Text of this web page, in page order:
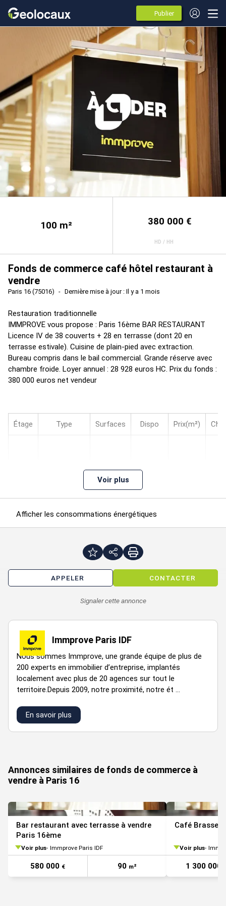
Publier
des
annonces
100 m² 380 000 €
HD / HH
Fonds de commerce café hôtel restaurant à
vendre
Paris 16 (75016) Dernière mise à jour : Il y a 1 mois
Restauration traditionnelle
IMMPROVE vous propose : Paris 16ème BAR RESTAURANT
Licence IV de 38 couverts + 28 en terrasse (dont 20 en
terrasse estivale). Cuisine de plain-pied avec extraction.
Bureau compris dans le bail commercial. Grande réserve avec
chambre froide. Loyer annuel : 28 928 euros HC. Prix du fonds :
380 000 euros net vendeur
Étage Type Surfaces Dispo Prix(m²)
25
Commerciaux
50
consulter
consulter
SS Cave 15
Nous
consulter
n.c.
Dépôt de garantie : 2 mois de loyer
Honoraires : 9 % HT du prix de vente HT HC, à la charge de
Prestations :
Terrasse
Terrasse estivale
Licence IV
Voir plus
Afficher les consommations énergétiques
APPELER CONTACTER
Signaler cette annonce
Immprove Paris IDF
Nous sommes Immprove, une grande équipe de plus de
200 experts en immobilier d’entreprise, implantés
localement avec plus de 20 agences sur tout le
territoire.Depuis 2009, notre proximité, notre ét ...
En savoir plus
Annonces similaires de fonds de commerce à
vendre à Paris 16
Bar restaurant avec terrasse à vendre
Paris 16ème
Voir plus Immprove Paris IDF
580 000 € 90 m²
Café
Voir plus
1 300 000